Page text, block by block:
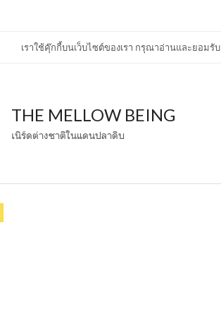
เราใช้คุ๊กกี้บนเว็บไซต์ของเรา กรุณาอ่านและยอมรับ
THE MELLOW BEING
เนิร์ดต่างชาติในแดนปลาดิบ